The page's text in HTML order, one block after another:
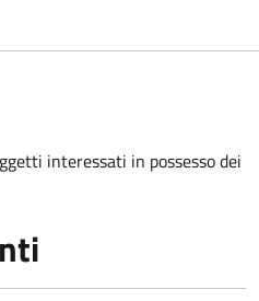
interessati in possesso dei